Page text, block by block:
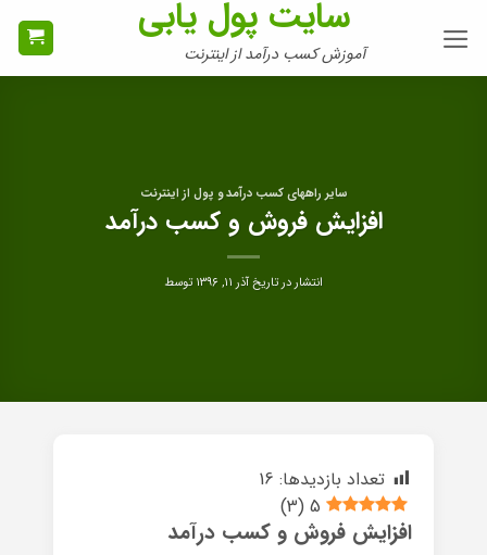
سایت پول یابی
آموزش کسب درآمد از اینترنت
سایر راههای کسب درآمد و پول از اینترنت
افزایش فروش و کسب درآمد
انتشار در تاریخآذر ۱۱, ۱۳۹۶ توسط
تعداد بازدیدها: 16
5
(
3
)
افزایش فروش و کسب درآمد